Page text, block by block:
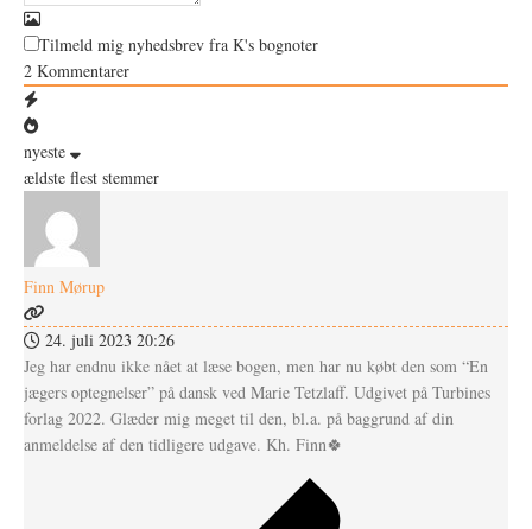
Tilmeld mig nyhedsbrev fra K's bognoter
2 Kommentarer
nyeste
ældste flest stemmer
Finn Mørup
24. juli 2023 20:26
Jeg har endnu ikke nået at læse bogen, men har nu købt den som “En
jægers optegnelser” på dansk ved Marie Tetzlaff. Udgivet på Turbines
forlag 2022. Glæder mig meget til den, bl.a. på baggrund af din
anmeldelse af den tidligere udgave. Kh. Finn🍀